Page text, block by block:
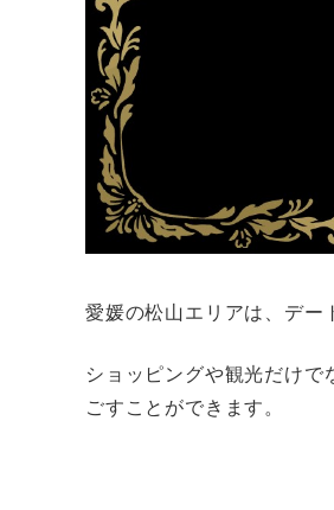
愛媛の松山エリアは、デー
ショッピングや観光だけ
ごすことができます。